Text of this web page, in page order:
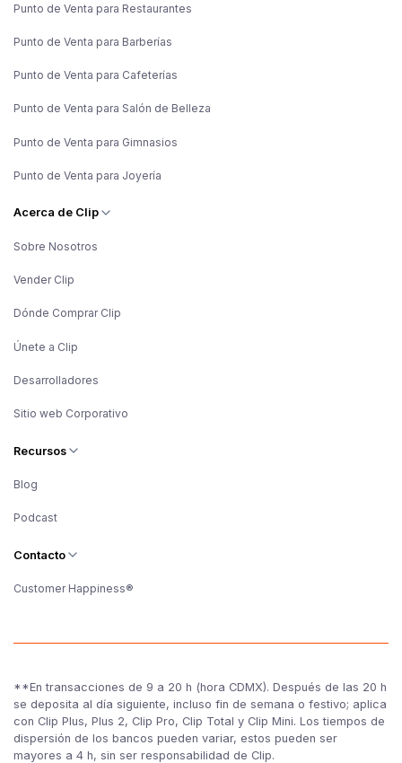
Punto de Venta para Restaurantes
Punto de Venta para Barberías
Punto de Venta para Cafeterías
Punto de Venta para Salón de Belleza
Punto de Venta para Gimnasios
Punto de Venta para Joyería
Acerca de Clip
Sobre Nosotros
Vender Clip
Dónde Comprar Clip
Únete a Clip
Desarrolladores
Sitio web Corporativo
Recursos
Blog
Podcast
Contacto
Customer Happiness®
**En transacciones de 9 a 20 h (hora CDMX). Después de las 20 h
se deposita al día siguiente, incluso fin de semana o festivo; aplica
con Clip Plus, Plus 2, Clip Pro, Clip Total y Clip Mini. Los tiempos de
dispersión de los bancos pueden variar, estos pueden ser
mayores a 4 h, sin ser responsabilidad de Clip.